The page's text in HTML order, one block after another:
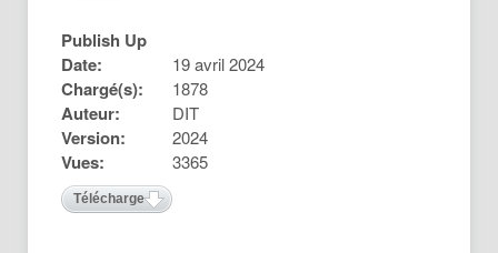
Publish Up
Date:
19 avril 2024
Chargé(s): 1878
Auteur: DIT
Version: 2024
Vues: 3365
Télécharger